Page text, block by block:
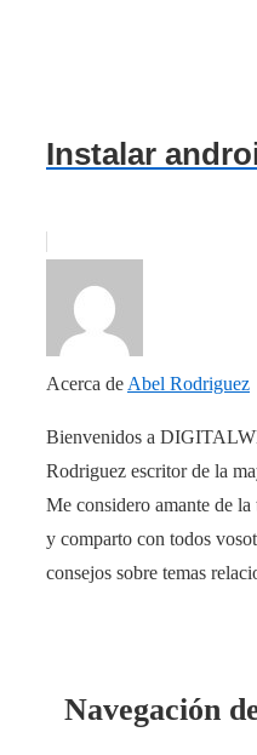
Instalar
Acerca de Abel Rodriguez
Bienvenidos a
Rodriguez escritor de la
Me considero amante de
y comparto con todos
consejos sobre temas
Navegación